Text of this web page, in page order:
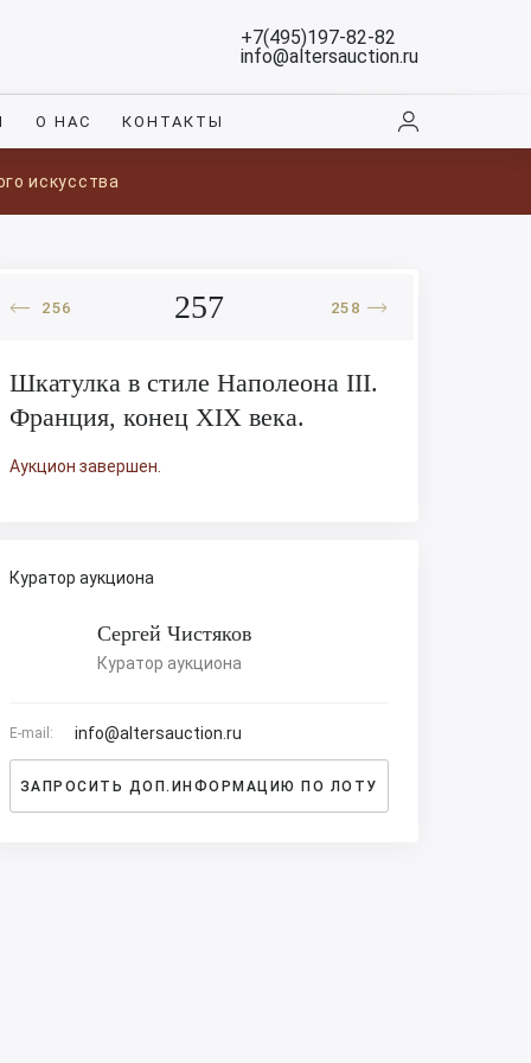
+7(495)197-82-82
info@altersauction.ru
О НАС КОНТАКТЫ
искусства
256 257 258
Шкатулка в стиле Наполеона III.
Франция, конец XIX века.
Аукцион завершен.
Куратор аукциона
Сергей Чистяков
Куратор аукциона
E-mail: info@altersauction.ru
ЗАПРОСИТЬ ДОП.ИНФОРМАЦИЮ ПО ЛОТУ